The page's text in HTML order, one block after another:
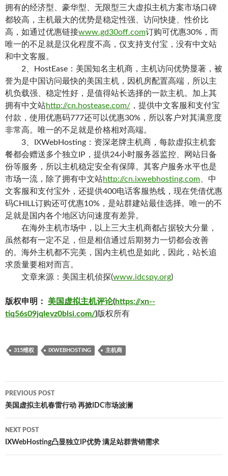
拥有的经济型、豪华型、无限型三大虚拟主机方案市场口碑
都较高，主机最大的优势是稳定性强、访问快捷、性价比
高，如通过优惠链接www.gd30off.com订购可优惠30%，而
唯一的不足就是汉化程度不高，仅支持支付宝，没有中文站
和中文客服。
2、HostEase：美国知名主机商，主机访问优势显著，被
誉为是中国访问最快的美国主机，因机房配置高端，所以主
机负载强、稳定性好，是值得站长选择的一款主机。加上其
拥有中文站http://cn.hostease.com/ ，提供中文客服和支付宝
付款，使用优惠码777还可以优惠30%，所以客户对其满意度
非常高。唯一的不足就是价格相对高端。
3、IXWebHosting：资深老牌主机商，每款虚拟主机套
餐都会赠送多个独立IP，提供24小时服务器监控、网站日备
份等服务，所以主机稳定安全有保障。其客户服务水平也是
市场一流，除了拥有中文站http://cn.ixwebhosting.com 、中
文客服和支付宝外，还提供400电话客服热线，现在凭借优惠
码CHILL订购还可优惠10%，是站群建站最佳选择。唯一的不
足就是国内各个地区访问速度有差异。
在海外主机市场中，以上三大主机商都占据较大分量，
虽然都有一定不足，但是相信通过后期努力一切都会改善
的。海外主机都不完美，国内主机也是如此，因此，站长追
求质量要相对而言。
文章来源：美国主机侦探(www.idcspy.org)
版权申明： 美国虚拟主机评论(https://xn--
tiq56s09jqlevz0blsi.com/)版权所有
315维权 IXWEBHOSTING 主机商
Post
navigation
PREVIOUS POST
美国虚拟主机春雷行动 再掀IDC市场波澜
NEXT POST
IXWebHosting凸显独立IP优势 满足站群营销需求